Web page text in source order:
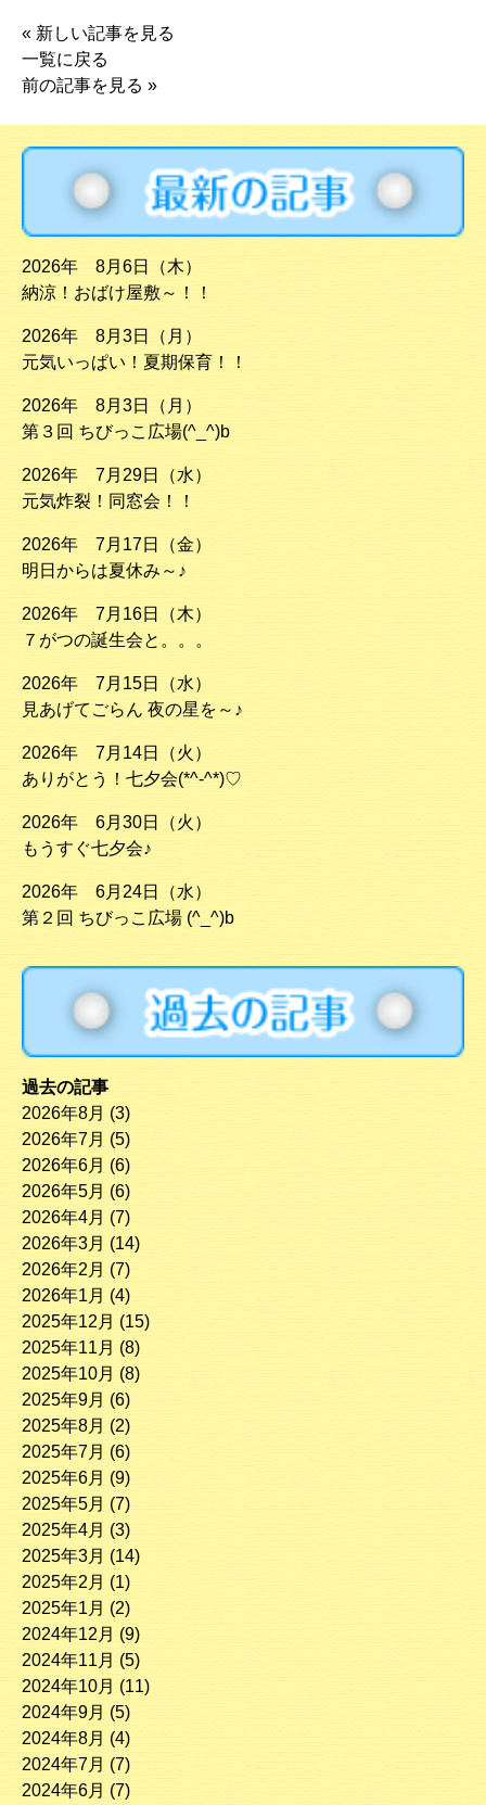
« 新しい記事を見る
一覧に戻る
前の記事を見る »
2026年 8月6日（木）
納涼！おばけ屋敷～！！
2026年 8月3日（月）
元気いっぱい！夏期保育！！
2026年 8月3日（月）
第３回 ちびっこ広場(^_^)b
2026年 7月29日（水）
元気炸裂！同窓会！！
2026年 7月17日（金）
明日からは夏休み～♪
2026年 7月16日（木）
７がつの誕生会と。。。
2026年 7月15日（水）
見あげてごらん 夜の星を～♪
2026年 7月14日（火）
ありがとう！七夕会(*^-^*)♡
2026年 6月30日（火）
もうすぐ七夕会♪
2026年 6月24日（水）
第２回 ちびっこ広場 (^_^)b
過去の記事
2026年8月 (3)
2026年7月 (5)
2026年6月 (6)
2026年5月 (6)
2026年4月 (7)
2026年3月 (14)
2026年2月 (7)
2026年1月 (4)
2025年12月 (15)
2025年11月 (8)
2025年10月 (8)
2025年9月 (6)
2025年8月 (2)
2025年7月 (6)
2025年6月 (9)
2025年5月 (7)
2025年4月 (3)
2025年3月 (14)
2025年2月 (1)
2025年1月 (2)
2024年12月 (9)
2024年11月 (5)
2024年10月 (11)
2024年9月 (5)
2024年8月 (4)
2024年7月 (7)
2024年6月 (7)